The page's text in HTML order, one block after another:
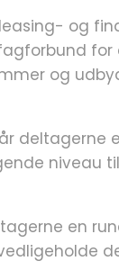
og
og
deltagerne
niveau
en